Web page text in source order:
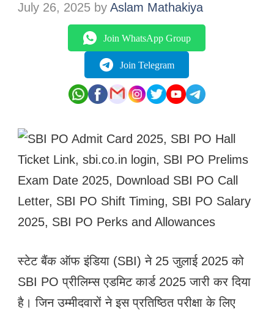
July 26, 2025 by Aslam Mathakiya
Join WhatsApp Group
Join Telegram
स्टेट बैंक ऑफ इंडिया (SBI) ने 25 जुलाई 2025 को
SBI PO प्रीलिम्स एडमिट कार्ड 2025 जारी कर दिया
है। जिन उम्मीदवारों ने इस प्रतिष्ठित परीक्षा के लिए